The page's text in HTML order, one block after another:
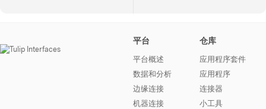
平台
平台概述
数据和分析
边缘连接
机器连接
仓库
应用程序套件
应用程序
连接器
小工具